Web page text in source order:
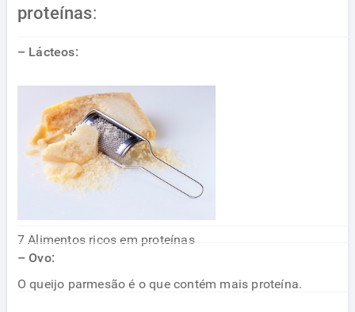
proteínas:
– Lácteos:
7 Alimentos ricos em proteínas
O queijo parmesão é o que contém mais proteína.
– Ovo: